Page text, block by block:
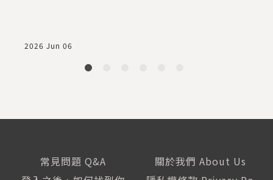
2026 Jun 06
常見問題 Q&A
關於我們 About Us